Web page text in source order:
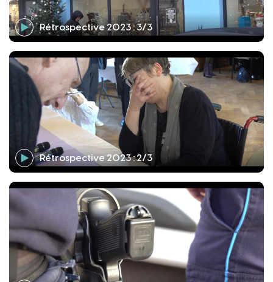
Rétrospective 2023 : 3/3
Rétrospective 2023 : 2/3